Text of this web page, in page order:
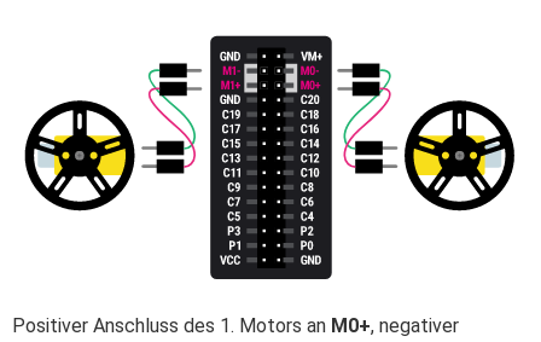
Positiver Anschluss des 1. Motors an M0+, negativer